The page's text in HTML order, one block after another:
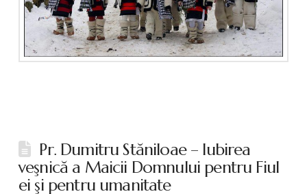
Pr. Dumitru Stăniloae – Iubirea
veşnică a Maicii Domnului pentru Fiul
ei şi pentru umanitate